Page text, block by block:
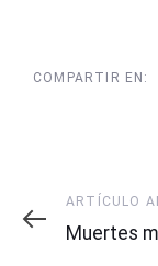
COMPARTIR EN:
Artículo
Anterior
ARTÍCULO
Muertes